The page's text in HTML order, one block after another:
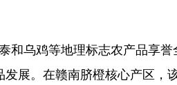
乌鸡等地理标志农产品享誉
发展。在赣南脐橙核心产区